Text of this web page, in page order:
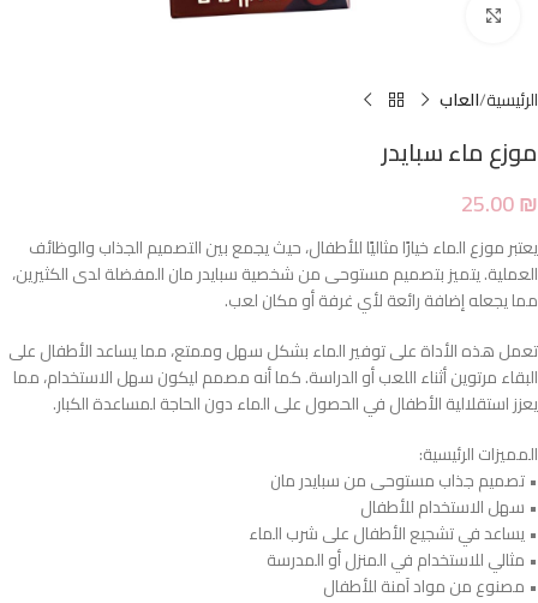
الرئيسية العاب
موزع ماء سبايدر
25.00₪
يعتبر موزع الماء خيارًا مثاليًا للأطفال، حيث يجمع بين التصميم الجذاب والوظائف
العملية. يتميز بتصميم مستوحى من شخصية سبايدر مان المفضلة لدى الكثيرين،
مما يجعله إضافة رائعة لأي غرفة أو مكان لعب.
تعمل هذه الأداة على توفير الماء بشكل سهل وممتع، مما يساعد الأطفال على
البقاء مرتوين أثناء اللعب أو الدراسة. كما أنه مصمم ليكون سهل الاستخدام، مما
يعزز استقلالية الأطفال في الحصول على الماء دون الحاجة لمساعدة الكبار.
المميزات الرئيسية:
• تصميم جذاب مستوحى من سبايدر مان
• سهل الاستخدام للأطفال
• يساعد في تشجيع الأطفال على شرب الماء
• مثالي للاستخدام في المنزل أو المدرسة
• مصنوع من مواد آمنة للأطفال